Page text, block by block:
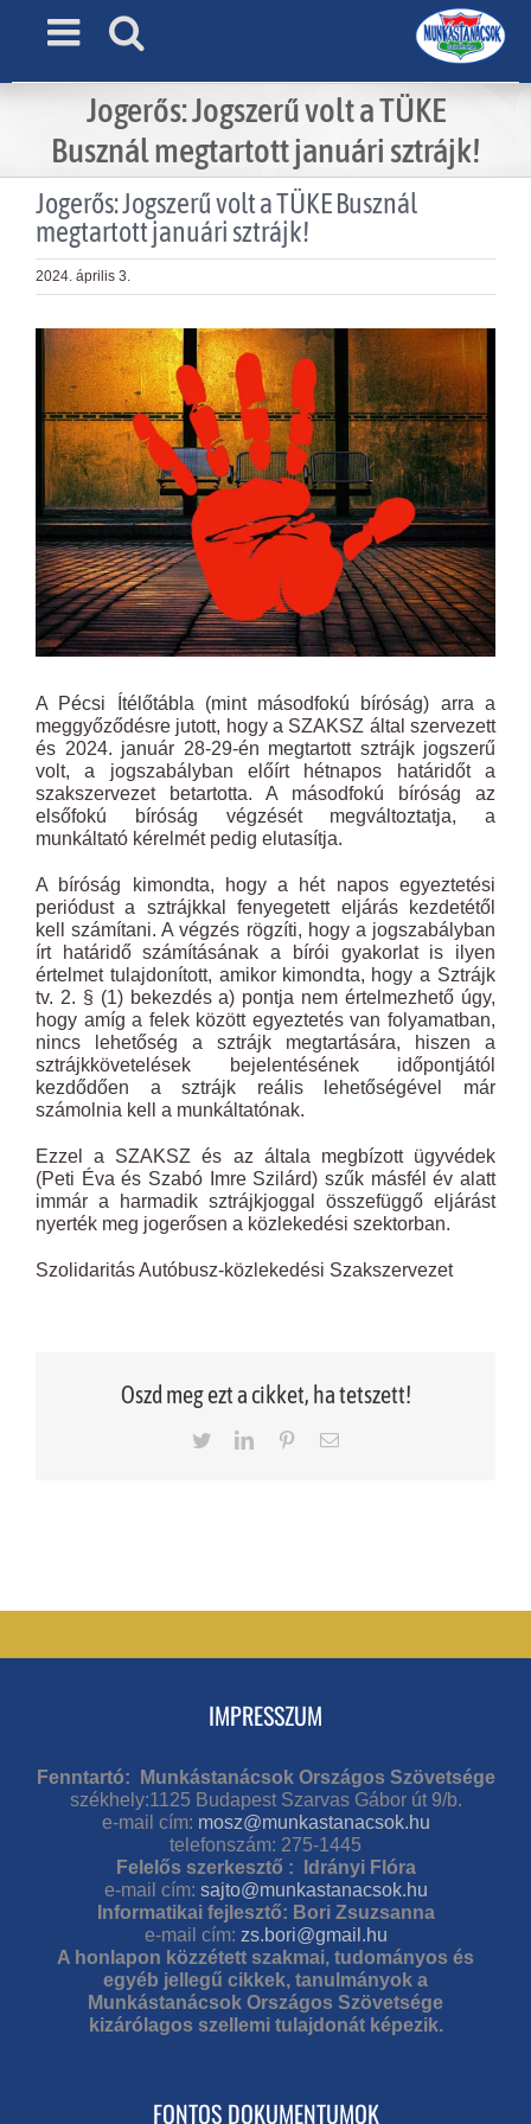
Jogerős: Jogszerű volt a TÜKE
Busznál megtartott januári sztrájk!
Jogerős: Jogszerű volt a TÜKE Busznál
megtartott januári sztrájk!
2024. április 3.
View
Larger
Image
A Pécsi Ítélőtábla (mint másodfokú bíróság) arra a
meggyőződésre jutott, hogy a SZAKSZ által szervezett
és 2024. január 28-29-én megtartott sztrájk jogszerű
volt, a jogszabályban előírt hétnapos határidőt a
szakszervezet betartotta. A másodfokú bíróság az
elsőfokú bíróság végzését megváltoztatja, a
munkáltató kérelmét pedig elutasítja.
A bíróság kimondta, hogy a hét napos egyeztetési
periódust a sztrájkkal fenyegetett eljárás kezdetétől
kell számítani. A végzés rögzíti, hogy a jogszabályban
írt határidő számításának a bírói gyakorlat is ilyen
értelmet tulajdonított, amikor kimondta, hogy a Sztrájk
tv. 2. § (1) bekezdés a) pontja nem értelmezhető úgy,
hogy amíg a felek között egyeztetés van folyamatban,
nincs lehetőség a sztrájk megtartására, hiszen a
sztrájkkövetelések bejelentésének időpontjától
kezdődően a sztrájk reális lehetőségével már
számolnia kell a munkáltatónak.
Ezzel a SZAKSZ és az általa megbízott ügyvédek
(Peti Éva és Szabó Imre Szilárd) szűk másfél év alatt
immár a harmadik sztrájkjoggal összefüggő eljárást
nyerték meg jogerősen a közlekedési szektorban.
Szolidaritás Autóbusz-közlekedési Szakszervezet
Oszd meg ezt a cikket, ha tetszett!
TwitterLinkedInPinterestEmail
IMPRESSZUM
Fenntartó: Munkástanácsok Országos Szövetsége
székhely:1125 Budapest Szarvas Gábor út 9/b.
e-mail cím: mosz@munkastanacsok.hu
telefonszám: 275-1445
Felelős szerkesztő : Idrányi Flóra
e-mail cím: sajto@munkastanacsok.hu
Informatikai fejlesztő: Bori Zsuzsanna
e-mail cím: zs.bori@gmail.hu
A honlapon közzétett szakmai, tudományos és
egyéb jellegű cikkek, tanulmányok a
Munkástanácsok Országos Szövetsége
kizárólagos szellemi tulajdonát képezik.
FONTOS DOKUMENTUMOK